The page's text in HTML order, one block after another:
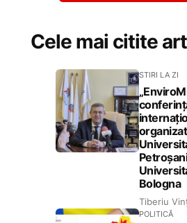
Cele mai citite
STIRI LA ZI
Bologna
Tiberiu
POLITICĂ